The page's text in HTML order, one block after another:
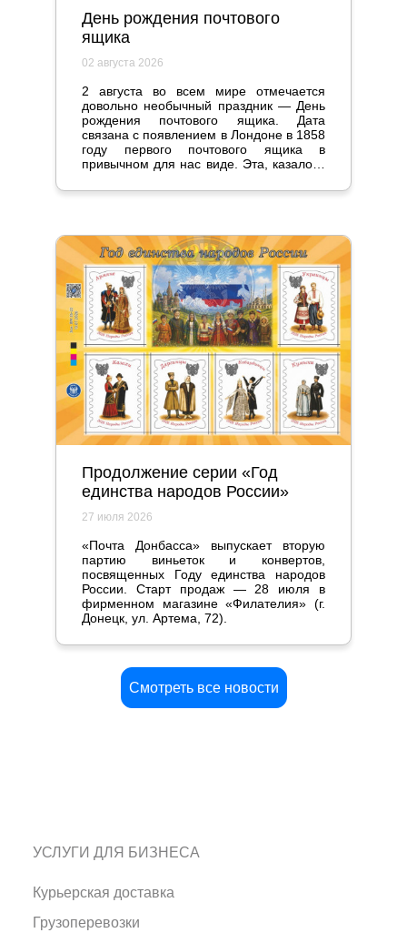
День рождения почтового
ящика
02 августа 2026
2 августа во всем мире отмечается
довольно необычный праздник — День
рождения почтового ящика. Дата
связана с появлением в Лондоне в 1858
году первого почтового ящика в
привычном для нас виде. Эта, казалось
и серьезно повлияла на жизнь
Продолжение серии «Год
единства народов России»
27 июля 2026
«Почта Донбасса» выпускает вторую
партию виньеток и конвертов,
посвященных Году единства народов
России. Старт продаж — 28 июля в
фирменном магазине «Филателия» (г.
Донецк, ул. Артема, 72).
Смотреть все новости
УСЛУГИ ДЛЯ БИЗНЕСА
Курьерская доставка
Грузоперевозки